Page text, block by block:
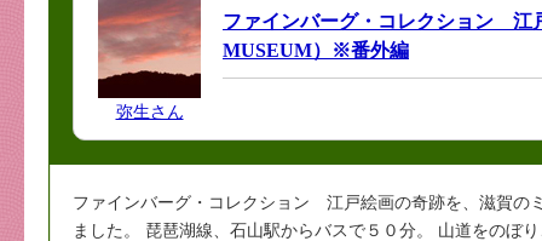
弥生さん
ファインバーグ・コレクション 江
MUSEUM）※番外編
ファインバーグ・コレクション 江戸絵画の奇跡を、滋賀の
ました。 琵琶湖線、石山駅からバスで５０分。 山道をのぼ